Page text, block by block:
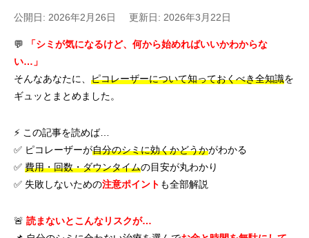
公開日: 2026年2月26日 更新日: 2026年3月22日
💬
「シミが気になるけど、何から始めればいいかわからな
い…」
そんなあなたに、 ピコレーザーについて知っておくべき全知識を
ギュッとまとめました。
⚡ この記事を読めば…
✅ ピコレーザーが自分のシミに効くかどうかがわかる
✅ 費用・回数・ダウンタイムの目安が丸わかり
✅ 失敗しないための注意ポイント も全部解説
🚨 読まないとこんなリスクが…